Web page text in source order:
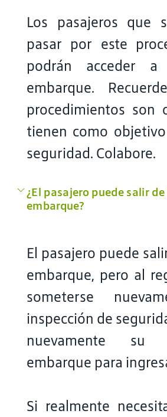
Los pasajeros que
pasar por este
podrán acceder
embarque.
procedimientos son
tienen como
seguridad. Colabore.
¿El pasajero puede salir
embarque?
El pasajero puede
embarque, pero al
someterse
inspección de
nuevamente
embarque para
Si realmente